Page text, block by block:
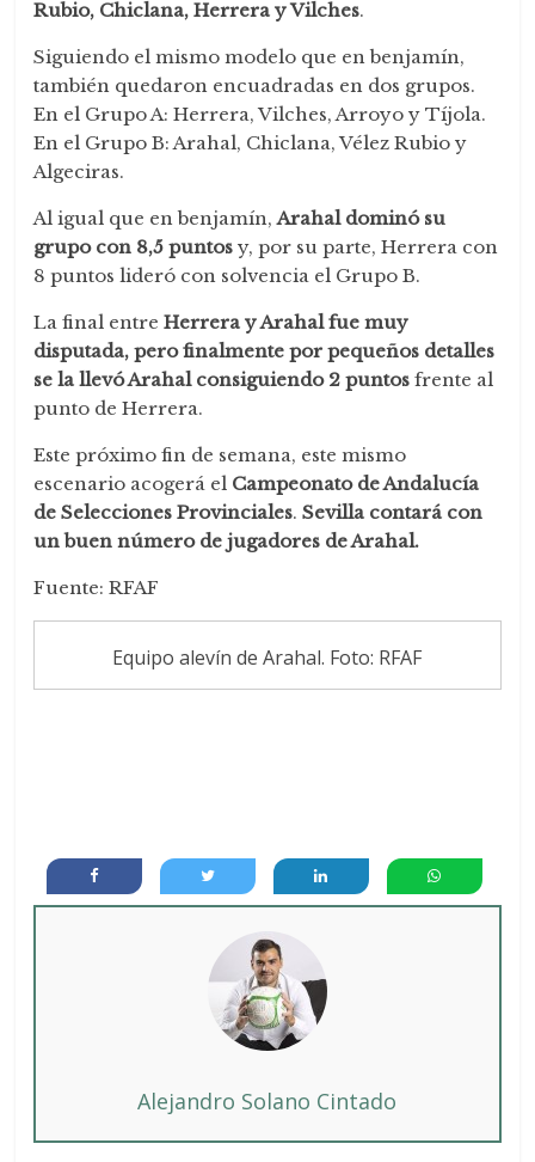
Rubio, Chiclana, Herrera y Vilches.
Siguiendo el mismo modelo que en benjamín,
también quedaron encuadradas en dos grupos.
En el Grupo A: Herrera, Vilches, Arroyo y Tíjola.
En el Grupo B: Arahal, Chiclana, Vélez Rubio y
Algeciras.
Al igual que en benjamín,Arahal dominó su
grupo con 8,5 puntos y, por su parte, Herrera con
8 puntos lideró con solvencia el Grupo B.
La final entreHerrera y Arahal fue muy
disputada, pero finalmente por pequeños detalles
se la llevó Arahal consiguiendo 2 puntos frente al
punto de Herrera.
Este próximo fin de semana, este mismo
escenario acogerá el Campeonato de Andalucía
de Selecciones Provinciales.Sevilla contará con
un buen número de jugadores de Arahal.
Fuente: RFAF
Equipo alevín de Arahal. Foto: RFAF
Alejandro Solano Cintado